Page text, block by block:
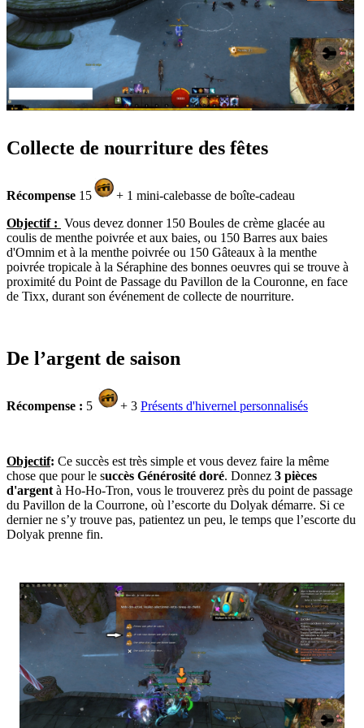
Collecte de nourriture des fêtes
Récompense 15
+ 1 mini-calebasse de boîte-cadeau
Objectif : Vous devez donner 150 Boules de crème glacée au
coulis de menthe poivrée et aux baies, ou 150 Barres aux baies
d'Omnim et à la menthe poivrée ou 150 Gâteaux à la menthe
poivrée tropicale à la Séraphine des bonnes oeuvres qui se trouve à
proximité du Point de Passage du Pavillon de la Couronne, en face
de Tixx, durant son événement de collecte de nourriture.
De l’argent de saison
Récompense : 5 + 3 Présents d'hivernel personnalisés
Objectif: Ce succès est très simple et vous devez faire la même
chose que pour le succès Générosité doré. Donnez 3 pièces
d'argent à Ho-Ho-Tron, vous le trouverez près du point de passage
du Pavillon de la Courrone, où l’escorte du Dolyak démarre. Si ce
dernier ne s’y trouve pas, patientez un peu, le temps que l’escorte du
Dolyak prenne fin.